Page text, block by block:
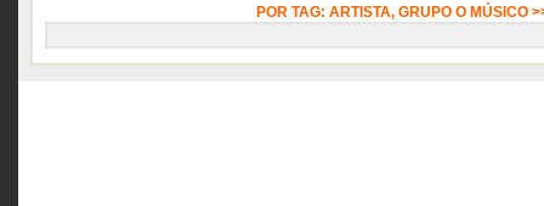
POR TAG: ARTISTA, GRUPO O MÚSICO